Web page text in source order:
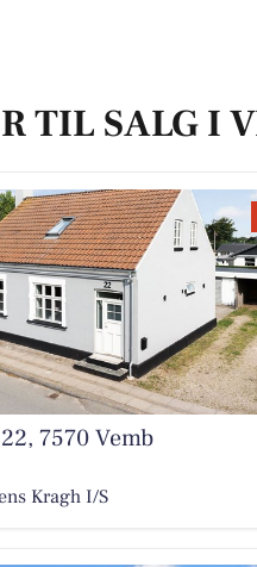
TIL SALG I
7570 Vemb
Kragh I/S